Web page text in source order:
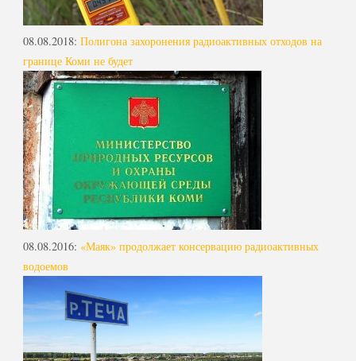
08.08.2018: Полигона захоронения радиоактивных отходов на
границе Коми не будет
08.08.2016: «Маяк» продолжает консервацию радиоактивных
водоемов